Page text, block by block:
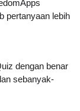
pertanyaan lebih
dengan benar
sebanyak-